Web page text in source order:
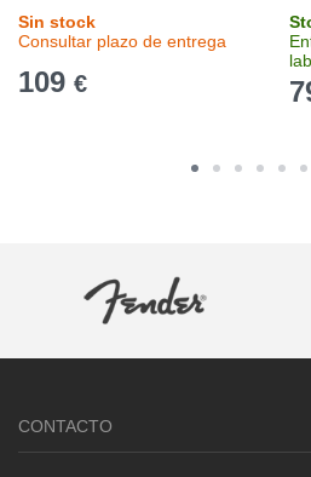
Sin stock
Consultar plazo de entrega
109 €
CONTACTO